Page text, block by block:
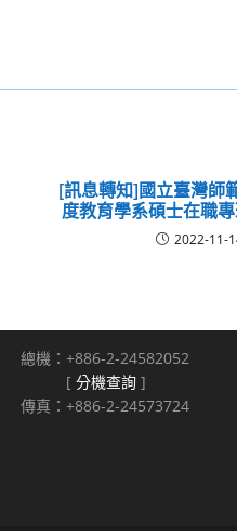
[訊息轉知]國立臺灣師
度教育學系碩士在職
2022-11-
總機：+886-2-24582052
[ 分機查詢 ]
傳真：+886-2-24573724